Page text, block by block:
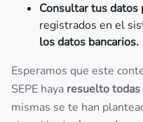
Consultar tus datos
registrados en el
los datos bancarios.
Esperamos que este
SEPE haya resuelto todas
mismas se te han